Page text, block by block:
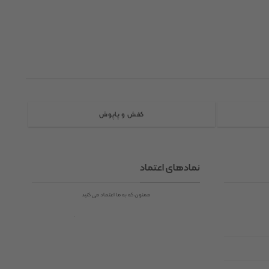
کفش و پاپوش
نمادهای اعتماد
ممنون که به ما اعتماد می کنید